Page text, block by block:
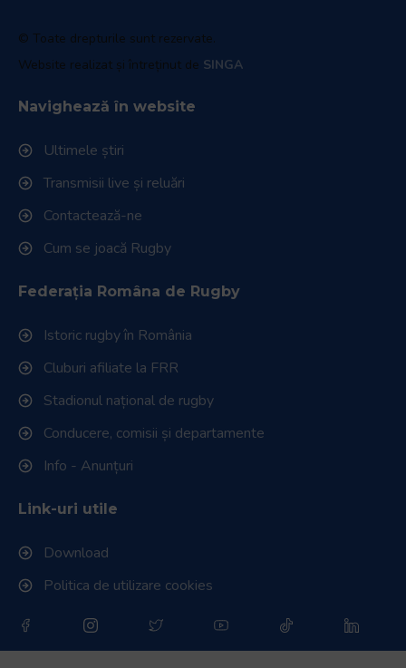
© Toate drepturile sunt rezervate.
Website realizat și întreținut de SINGA
Navighează în website
Ultimele știri
Transmisii live și reluări
Contactează-ne
Cum se joacă Rugby
Federația Româna de Rugby
Istoric rugby în România
Cluburi afiliate la FRR
Stadionul național de rugby
Conducere, comisii și departamente
Info - Anunțuri
Link-uri utile
Download
Politica de utilizare cookies